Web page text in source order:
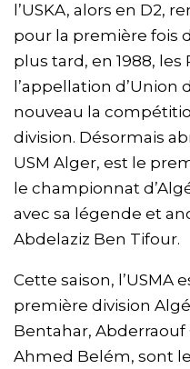
l’USKA, alors en D2,
pour la première fois
plus tard, en 1988, les
l’appellation d’Union
nouveau la
division. Désormais
USM Alger, est le
le championnat
avec sa légende et
Abdelaziz Ben Tifour.
Cette saison, l’USMA
première division
Bentahar,
Ahmed Belém, sont